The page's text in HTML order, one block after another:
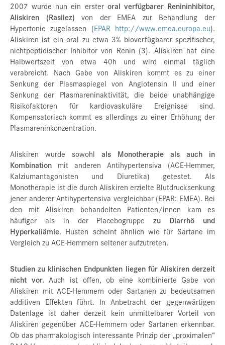
2007 wurde nun ein erster oral verfügbarer Renininhibitor,
Aliskiren (Rasilez) von der EMEA zur Behandlung der
Hypertonie zugelassen (EPAR http://www.emea.europa.eu).
Aliskiren ist ein oral zu etwa 3% bioverfügbarer spezifischer,
nichtpeptidischer Inhibitor von Renin (3). Aliskiren hat eine
Halbwertszeit von etwa 40h und wird einmal täglich
verabreicht. Nach Gabe von Aliskiren kommt es zu einer
Senkung der Plasmaspiegel von Angiotensin II und einer
Senkung der Plasmareninaktivität, die beide unabhängige
Risikofaktoren für kardiovaskuläre Ereignisse sind.
Kompensatorisch kommt es allerdings zu einer Erhöhung der
Plasmareninkonzentration.
Aliskiren wurde sowohl als Monotherapie als auch in
Kombination mit anderen Antihypertensiva (ACE-Hemmer,
Kalziumantagonisten und Diuretika) getestet. Als
Monotherapie ist die durch Aliskiren erzielte Blutdrucksenkung
jener anderer Antihypertensiva vergleichbar (EPAR: EMEA). Bei
den mit Aliskiren behandelten Patienten/innen kam es
häufiger als in der Placebogruppezu Diarrhö und
Hyperkaliämie. Husten scheint ähnlich wie für Sartane im
Vergleich zu ACE-Hemmern seltener aufzutreten.
Studien zu klinischen Endpunkten liegen für Aliskiren derzeit
nicht vor. Auch ist offen, ob eine kombinierte Gabe von
Aliskiren mit ACE-Hemmern oder Sartanen zu bedeutsamen
additiven Effekten führt. In Anbetracht der gegenwärtigen
Datenlage ist daher derzeit kein unmittelbarer Vorteil von
Aliskiren gegenüber ACE-Hemmern oder Sartanen erkennbar.
Ob das pharmakologisch interessante Prinzip der „proximalen“